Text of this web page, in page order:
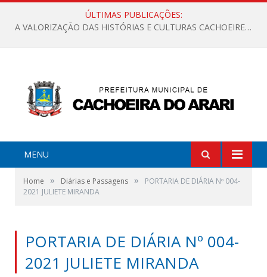
ÚLTIMAS PUBLICAÇÕES:
A VALORIZAÇÃO DAS HISTÓRIAS E CULTURAS CACHOEIRENSES
MENU
Home » Diárias e Passagens »
PORTARIA DE DIÁRIA Nº 004-
2021 JULIETE MIRANDA
PORTARIA DE DIÁRIA Nº 004-
2021 JULIETE MIRANDA